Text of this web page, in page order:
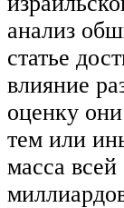
анализ
статье
влияние
оценку
тем или
масса